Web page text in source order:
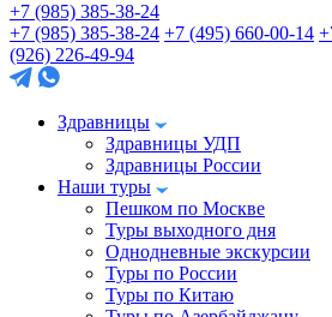
+7 (985) 385-38-24
+7 (985) 385-38-24 +7 (495) 660-00-14
(926) 226-49-94
Здравницы
Здравницы УДП
Здравницы России
Наши туры
Пешком по Москве
Туры выходного дня
Однодневные экскурсии
Туры по России
Туры по Китаю